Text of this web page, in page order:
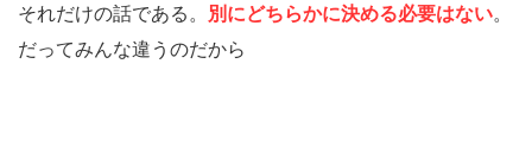
それだけの話である。 別にどちらかに決める必要はない。
だってみんな違うのだから